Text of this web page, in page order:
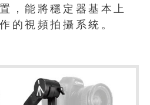
，能將穩定器基本上
的視頻拍攝系統。